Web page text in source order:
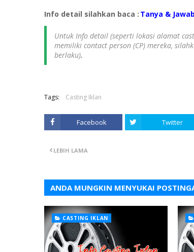
Info detail silahkan baca : Tanya & Jawab
Untuk Info detail (seperti lokasi alamat
memiliki contact person (CP) mereka,
berlaku).
Tags: Casting Iklan
Facebook Twitter
LEBIH LAMA
ANDA MUNGKIN MENYUKAI
CASTING IKLAN